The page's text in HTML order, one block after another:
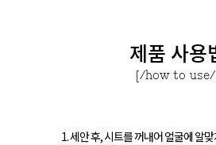
제품 사용
[/how to
1. 세안 후, 시트를 꺼내어 얼굴에 알